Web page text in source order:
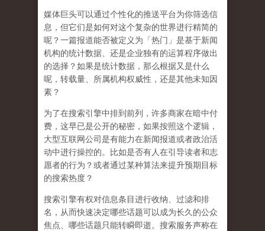
媒体巨头可以通过个性化的推送平台为你筛选信
息，但它们是如何对这个复杂的世界进行精简的
呢？一篇报道能否被定义为「热门」是基于新闻
机构的统计数据、还是企业独有的运算程序做出
的选择？如果是统计数据，那么根据又是什么
呢，转载量、所属机构权威性，还是其他未知因
素？
为了在搜索引擎中排到前列，许多商家在暗中付
费，这早已是公开的秘密，如果按照这个逻辑，
大型互联网公司是有能力在新闻报道或者政治活
动中进行操控的。比如是否有人在引导读者和志
愿者的行为？或者通过某种算法来提升预期目标
的搜索热度？
搜索引擎有权对信息条目进行收纳、过滤和排
名，从而快速决定哪些话题可以成为长久的公众
焦点、哪些话题只能转瞬即逝。搜索服务声称在